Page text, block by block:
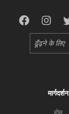
मार्गदर्शन